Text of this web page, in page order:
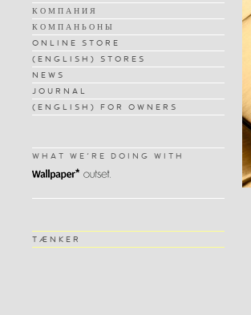
КОМПАНИЯ
КОМПАНЬОНЫ
ONLINE STORE
(ENGLISH) STORES
NEWS
JOURNAL
(ENGLISH) FOR OWNERS
WHAT WE'RE DOING WITH
TÆNKER